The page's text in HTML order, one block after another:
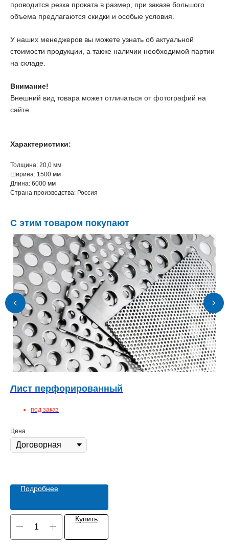
проводится резка проката в размер, при заказе большого
объема предлагаются скидки и особые условия.
У наших менеджеров вы можете узнать об актуальной
стоимости продукции, а также наличии необходимой партии
на складе.
Внимание!
Внешний вид товара может отличаться от фотографий на
сайте.
Характеристики:
Толщина: 20,0 мм
Ширина: 1500 мм
Длина: 6000 мм
Страна производства: Россия
С этим товаром покупают
Лист перфорированный
под заказ
Цена
Подробнее
Купить